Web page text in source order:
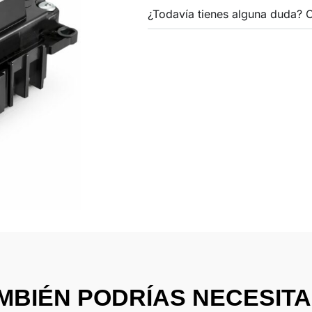
A1
¿Todavía tienes alguna duda?
PODRÍAS